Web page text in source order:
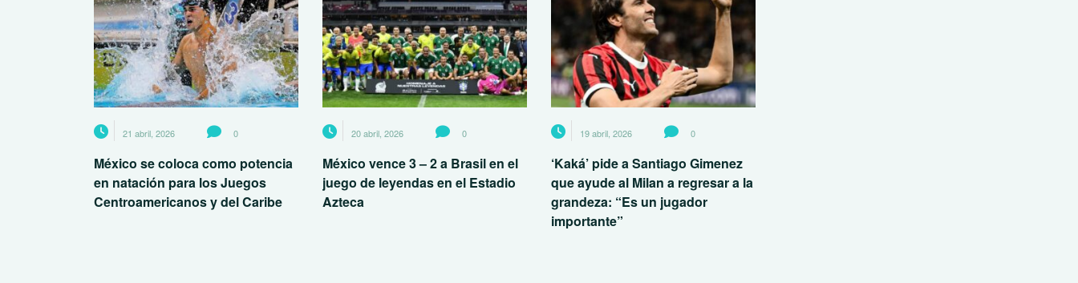
21 abril, 2026 0
México se coloca como potencia
en natación para los Juegos
Centroamericanos y del Caribe
20 abril, 2026 0
México vence 3 – 2 a Brasil en el
juego de leyendas en el Estadio
Azteca
19 abril, 2026 0
‘Kaká’ pide a Santiago Gimenez
que ayude al Milan a regresar a la
grandeza: “Es un jugador
importante”